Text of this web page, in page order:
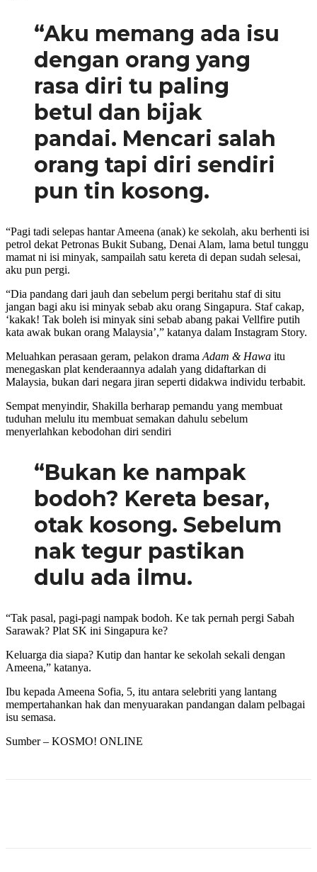
“Aku memang ada isu
dengan orang yang
rasa diri tu paling
betul dan bijak
pandai. Mencari salah
orang tapi diri sendiri
pun tin kosong.
“Pagi tadi selepas hantar Ameena (anak) ke sekolah, aku berhenti isi
petrol dekat Petronas Bukit Subang, Denai Alam, lama betul tunggu
mamat ni isi minyak, sampailah satu kereta di depan sudah selesai,
aku pun pergi.
“Dia pandang dari jauh dan sebelum pergi beritahu staf di situ
jangan bagi aku isi minyak sebab aku orang Singapura. Staf cakap,
‘kakak! Tak boleh isi minyak sini sebab abang pakai Vellfire putih
kata awak bukan orang Malaysia’,” katanya dalam Instagram Story.
Meluahkan perasaan geram, pelakon drama Adam & Hawa itu
menegaskan plat kenderaannya adalah yang didaftarkan di
Malaysia, bukan dari negara jiran seperti didakwa individu terbabit.
Sempat menyindir, Shakilla berharap pemandu yang membuat
tuduhan melulu itu membuat semakan dahulu sebelum
menyerlahkan kebodohan diri sendiri
“Bukan ke nampak
bodoh? Kereta besar,
otak kosong. Sebelum
nak tegur pastikan
dulu ada ilmu.
“Tak pasal, pagi-pagi nampak bodoh. Ke tak pernah pergi Sabah
Sarawak? Plat SK ini Singapura ke?
Keluarga dia siapa? Kutip dan hantar ke sekolah sekali dengan
Ameena,” katanya.
Ibu kepada Ameena Sofia, 5, itu antara selebriti yang lantang
mempertahankan hak dan menyuarakan pandangan dalam pelbagai
isu semasa.
Sumber – KOSMO! ONLINE